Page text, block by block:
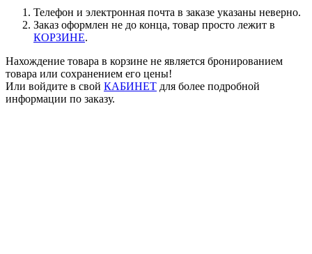
Телефон и электронная почта в заказе указаны неверно.
Заказ оформлен не до конца, товар просто лежит в
КОРЗИНЕ.
Нахождение товара в корзине не является бронированием
товара или сохранением его цены!
Или войдите в свой КАБИНЕТ для более подробной
информации по заказу.